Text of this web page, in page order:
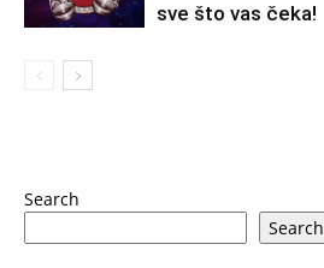
sve što vas čeka!
Search
Search